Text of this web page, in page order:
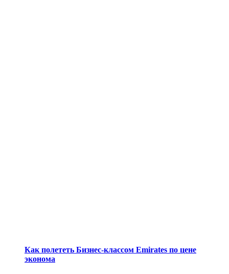
Как полететь Бизнес-классом Emirates по цене
эконома